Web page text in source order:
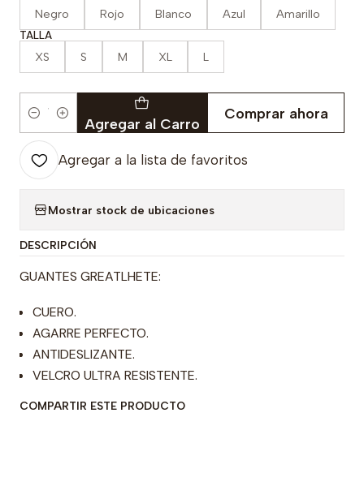
Negro Rojo Blanco Azul Amarillo
TALLA
XS S M XL L
Cantidad Agregar al Carro
Comprar ahora
Agregar a la lista de favoritos
Mostrar stock de ubicaciones
DESCRIPCIÓN
GUANTES GREATLHETE:
CUERO.
AGARRE PERFECTO.
ANTIDESLIZANTE.
VELCRO ULTRA RESISTENTE.
COMPARTIR ESTE PRODUCTO